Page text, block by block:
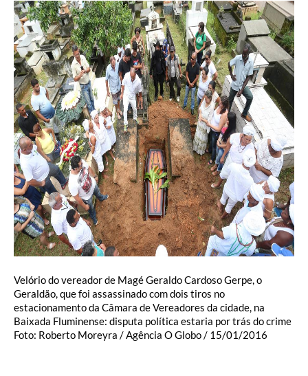
Velório do vereador de Magé Geraldo Cardoso Gerpe, o
Geraldão, que foi assassinado com dois tiros no
estacionamento da Câmara de Vereadores da cidade, na
Baixada Fluminense: disputa política estaria por trás do crime
Foto: Roberto Moreyra / Agência O Globo / 15/01/2016